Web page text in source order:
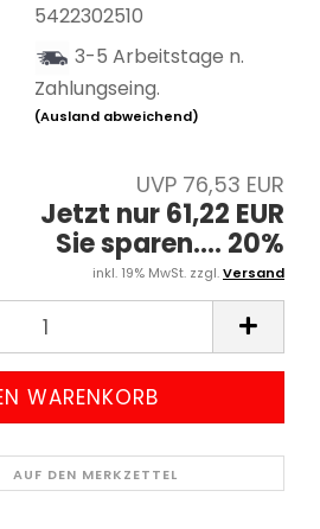
5422302510
3-5 Arbeitstage n.
Zahlungseing.
(Ausland abweichend)
UVP 76,53 EUR
Jetzt nur 61,22 EUR
Sie sparen.... 20%
inkl. 19% MwSt. zzgl.Versand
AUF DEN MERKZETTEL